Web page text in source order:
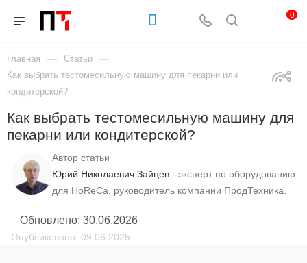
0
Главная — Статьи —
Как выбрать тестомесильную машину для пекарни или
кондитерской?
Как выбрать тестомесильную машину для
пекарни или кондитерской?
Автор статьи
Юрий Николаевич Зайцев - эксперт по оборудованию
для HoReCa, руководитель компании ПродТехника.
Обновлено: 30.06.2026
Опубликовано: 09.06.2025